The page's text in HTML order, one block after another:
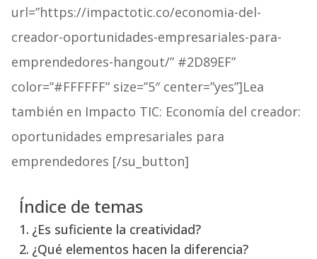
url=”https://impactotic.co/economia-del-
creador-oportunidades-empresariales-para-
emprendedores-hangout/” #2D89EF”
color=”#FFFFFF” size=”5″ center=”yes”]Lea
también en Impacto TIC: Economía del creador:
oportunidades empresariales para
emprendedores [/su_button]
Índice de temas
¿Es suficiente la creatividad?
¿Qué elementos hacen la diferencia?